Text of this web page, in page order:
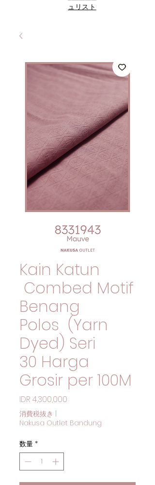
ュリスト
Kain Katun
Combed Motif
Benang
Polos (Yarn
Dyed) Seri
30 Harga
Grosir per 100M
IDR 4,300,000
消費税抜き
Nakusa Outlet Bandung
数量 *